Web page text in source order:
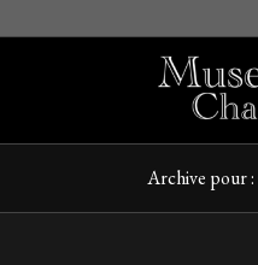
Archive pour